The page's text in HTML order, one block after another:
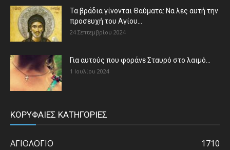
Τα βράδια γίνονται Θαύματα: Να λες αυτή την
προσευχή του Αγίου...
24 Σεπτεμβρίου 2024
Για αυτούς που φοράνε Σταυρό στο λαιμό…
1 Ιουλίου 2024
ΚΟΡΥΦΑΙΕΣ ΚΑΤΗΓΟΡΙΕΣ
ΑΓΙΟΛΟΓΙΟ
1710